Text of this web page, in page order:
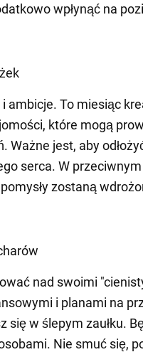
wpłynąć na
ambicje. To miesiąc
które mogą
Ważne jest, aby
serca. W
zostaną
nad swoimi
i planami na
się w ślepym zaułku.
Nie smuć się,